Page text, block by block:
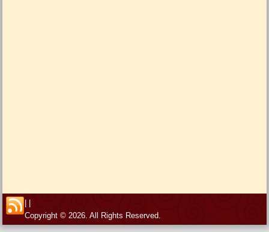
Copyright © 2026. All Rights Reserved.